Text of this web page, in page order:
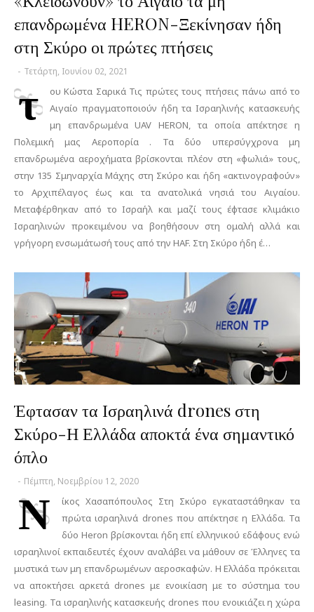
επανδρωμένα HERON-Ξεκίνησαν ήδη
στη Σκύρο οι πρώτες πτήσεις
- Τετάρτη, Ιουνίου 02, 2021
τ
ου Κώστα Σαρικά Τις πρώτες τους πτήσεις πάνω από το
Αιγαίο πραγματοποιούν ήδη τα Ισραηλινής κατασκευής
μη επανδρωμένα UAV HERON, τα οποία απέκτησε η
Πολεμική μας Αεροπορία . Τα δύο υπερσύγχρονα μη
επανδρωμένα αεροχήματα βρίσκονται πλέον στη «φωλιά» τους,
στην 135 Σμηναρχία Μάχης στη Σκύρο και ήδη «ακτινογραφούν»
το Αρχιπέλαγος έως και τα ανατολικά νησιά του Αιγαίου.
Μεταφέρθηκαν από το Ισραήλ και μαζί τους έφτασε κλιμάκιο
Ισραηλινών προκειμένου να βοηθήσουν στη ομαλή αλλά και
γρήγορη ενσωμάτωσή τους από την HAF. Στη Σκύρο ήδη έ…
Έφτασαν τα Ισραηλινά drones στη
Σκύρο-Η Ελλάδα αποκτά ένα σημαντικό
όπλο
- Πέμπτη, Νοεμβρίου 12, 2020
Ν
ίκος Χασαπόπουλος Στη Σκύρο εγκαταστάθηκαν τα
πρώτα ισραηλινά drones που απέκτησε η Ελλάδα. Τα
δύο Heron βρίσκονται ήδη επί ελληνικού εδάφους ενώ
ισραηλινοί εκπαιδευτές έχουν αναλάβει να μάθουν σε Έλληνες τα
μυστικά των μη επανδρωμένων αεροσκαφών. Η Ελλάδα πρόκειται
να αποκτήσει αρκετά drones με ενοικίαση με το σύστημα του
leasing. Τα ισραηλινής κατασκευής drones που ενοικιάζει η χώρα